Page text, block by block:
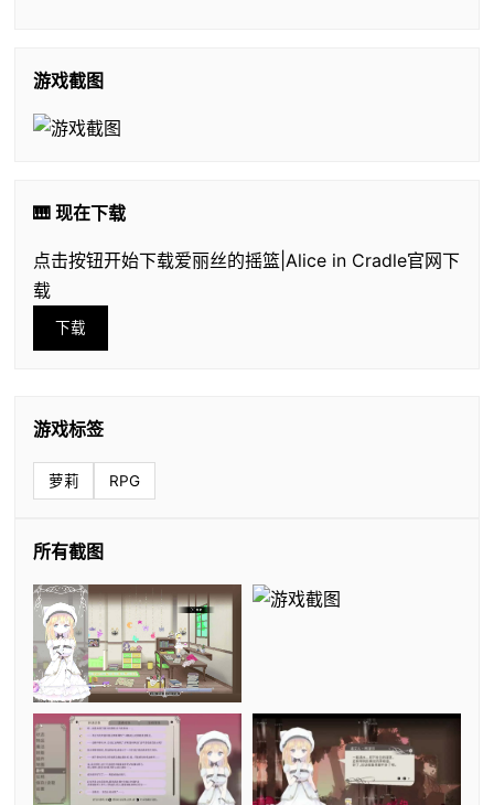
游戏截图
🎹 现在下载
点击按钮开始下载爱丽丝的摇篮|Alice in Cradle官网下
载
下载
游戏标签
萝莉 RPG
所有截图